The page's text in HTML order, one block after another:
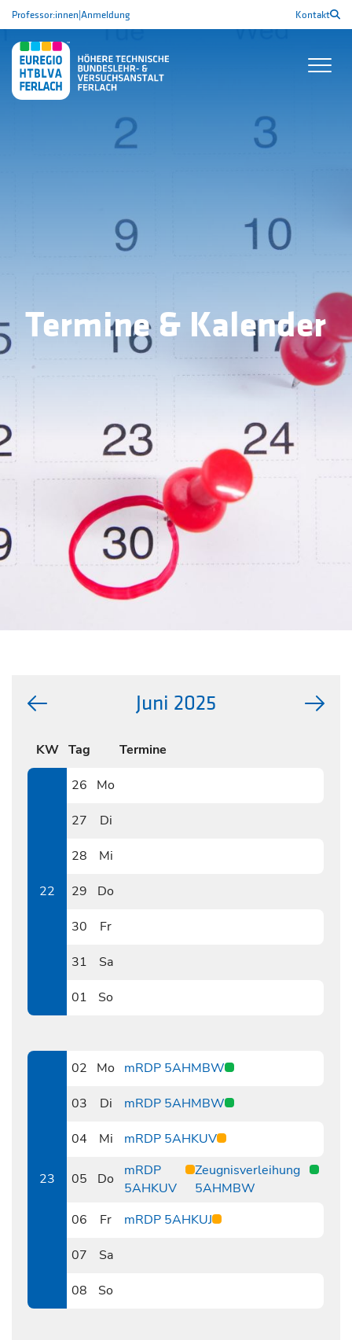
Professor:innen|Anmeldung Kontakt
Termine & Kalender
Juni 2025
KW Tag Termine
22
26
Mo
27
Di
28
Mi
29
Do
30
Fr
31
Sa
01
So
23
02
Mo mRDP 5AHMBW
03
Di mRDP 5AHMBW
04
Mi mRDP 5AHKUV
05
Do
mRDP
5AHKUV
Zeugnisverleihung
5AHMBW
06
Fr mRDP 5AHKUJ
07
Sa
08
So